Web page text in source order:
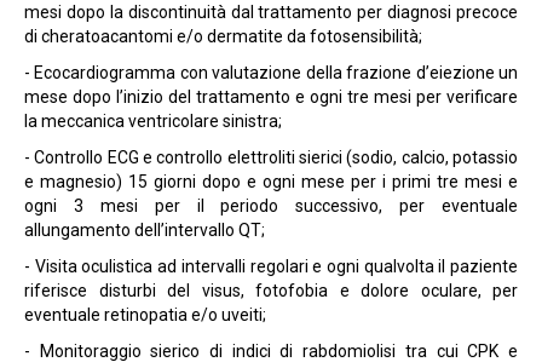
mesi dopo la discontinuità dal trattamento per diagnosi precoce
di cheratoacantomi e/o dermatite da fotosensibilità;
- Ecocardiogramma con valutazione della frazione d’eiezione un
mese dopo l’inizio del trattamento e ogni tre mesi per verificare
la meccanica ventricolare sinistra;
- Controllo ECG e controllo elettroliti sierici (sodio, calcio, potassio
e magnesio) 15 giorni dopo e ogni mese per i primi tre mesi e
ogni 3 mesi per il periodo successivo, per eventuale
allungamento dell’intervallo QT;
- Visita oculistica ad intervalli regolari e ogni qualvolta il paziente
riferisce disturbi del visus, fotofobia e dolore oculare, per
eventuale retinopatia e/o uveiti;
- Monitoraggio sierico di indici di rabdomiolisi tra cui CPK e